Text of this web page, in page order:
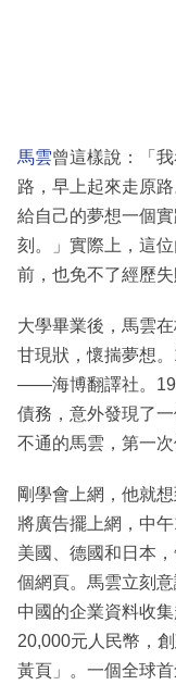
馬雲曾這樣說：「
路，早上起來走原
給自己的夢想一個
刻。」實際上，這
前，也免不了經歷失
大學畢業後，馬雲
甘現狀，懷揣夢想
——海博翻譯社。
債務，意外發現了
不通的馬雲，第一次
剛學會上網，他就
將廣告擺上網，中
美國、德國和日本
個網頁。馬雲立刻
中國的企業資料收
20,000元人民幣，
黃頁」。一個全球